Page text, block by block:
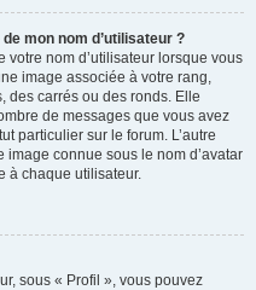
mon nom d’utilisateur ?
votre nom d’utilisateur lorsque vous
image associée à votre rang,
des carrés ou des ronds. Elle
de messages que vous avez
particulier sur le forum. L’autre
connue sous le nom d’avatar
à chaque utilisateur.
sous « Profil », vous pouvez